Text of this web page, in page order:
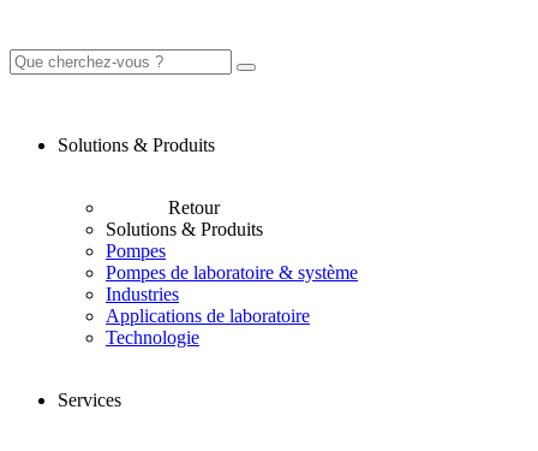
Solutions & Produits
Retour
Solutions & Produits
Pompes
Pompes de laboratoire & système
Industries
Applications de laboratoire
Technologie
Services